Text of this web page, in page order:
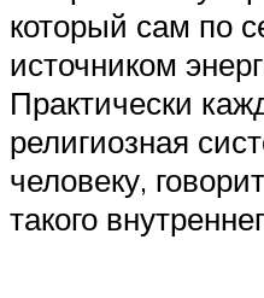
который сам по
источником
Практически
религиозная
человеку,
такого